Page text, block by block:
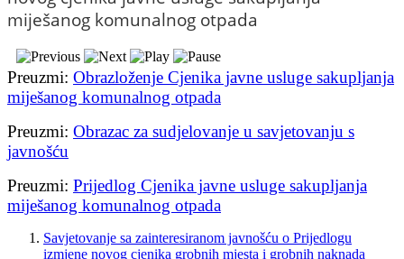
miješanog komunalnog otpada
Preuzmi: Obrazloženje Cjenika javne usluge sakupljanja
miješanog komunalnog otpada
Preuzmi: Obrazac za sudjelovanje u savjetovanju s
javnošću
Preuzmi: Prijedlog Cjenika javne usluge sakupljanja
miješanog komunalnog otpada
Savjetovanje sa zainteresiranom javnošću o Prijedlogu
izmjene novog cjenika grobnih mjesta i grobnih naknada